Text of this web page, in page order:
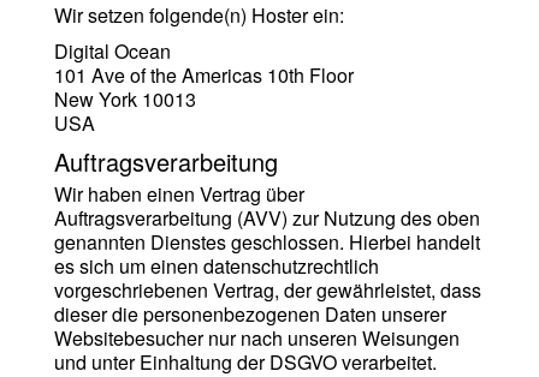
Wir setzen folgende(n) Hoster ein:
Digital Ocean
101 Ave of the Americas 10th Floor
New York 10013
USA
Auftragsverarbeitung
Wir haben einen Vertrag über
Auftragsverarbeitung (AVV) zur Nutzung des oben
genannten Dienstes geschlossen. Hierbei handelt
es sich um einen datenschutzrechtlich
vorgeschriebenen Vertrag, der gewährleistet, dass
dieser die personenbezogenen Daten unserer
Websitebesucher nur nach unseren Weisungen
und unter Einhaltung der DSGVO verarbeitet.